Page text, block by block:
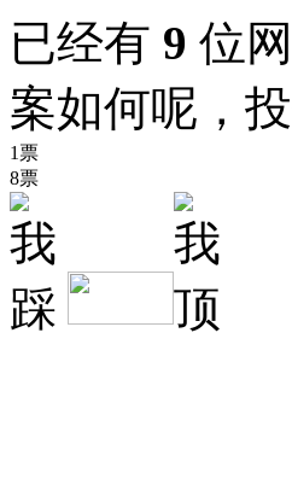
已经有 9 位
案如何呢，
1票
8票